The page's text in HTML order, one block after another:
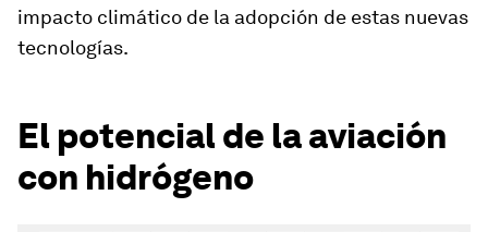
impacto climático de la adopción de estas nuevas
tecnologías.
El potencial de la aviación
con hidrógeno